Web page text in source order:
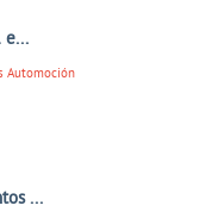
e...
Automoción
...